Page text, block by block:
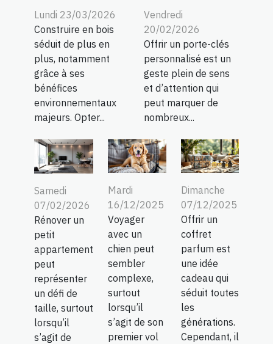
Lundi 23/03/2026
Construire en bois
séduit de plus en
plus, notamment
grâce à ses
bénéfices
environnementaux
majeurs. Opter...
Vendredi
20/02/2026
Offrir un porte-clés
personnalisé est un
geste plein de sens
et d’attention qui
peut marquer de
nombreux...
Samedi
07/02/2026
Rénover un
petit
appartement
peut
représenter
un défi de
taille, surtout
lorsqu’il
s’agit de
Mardi
16/12/2025
Voyager
avec un
chien peut
sembler
complexe,
surtout
lorsqu’il
s’agit de son
premier vol
Dimanche
07/12/2025
Offrir un
coffret
parfum est
une idée
cadeau qui
séduit toutes
les
générations.
Cependant, il